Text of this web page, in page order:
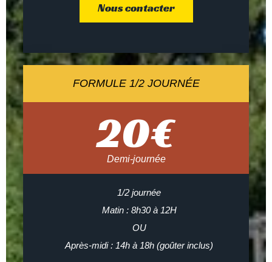
Nous contacter
FORMULE 1/2 JOURNÉE
20€
Demi-journée
1/2 journée
Matin : 8h30 à 12H
OU
Après-midi : 14h à 18h (goûter inclus)